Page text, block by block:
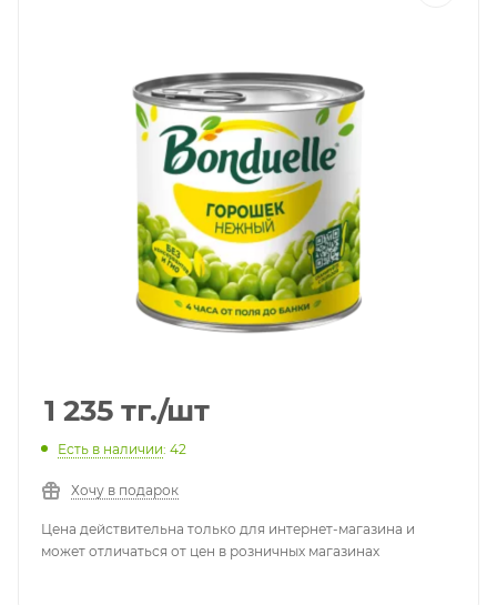
1 235 тг./шт
Есть в наличии: 42
Хочу в подарок
Цена действительна только для интернет-магазина и
может отличаться от цен в розничных магазинах